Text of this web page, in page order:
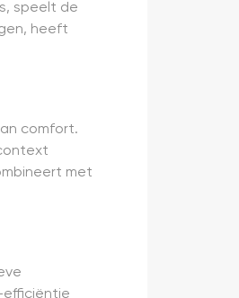
speelt de
heeft
comfort.
met
efficiëntie